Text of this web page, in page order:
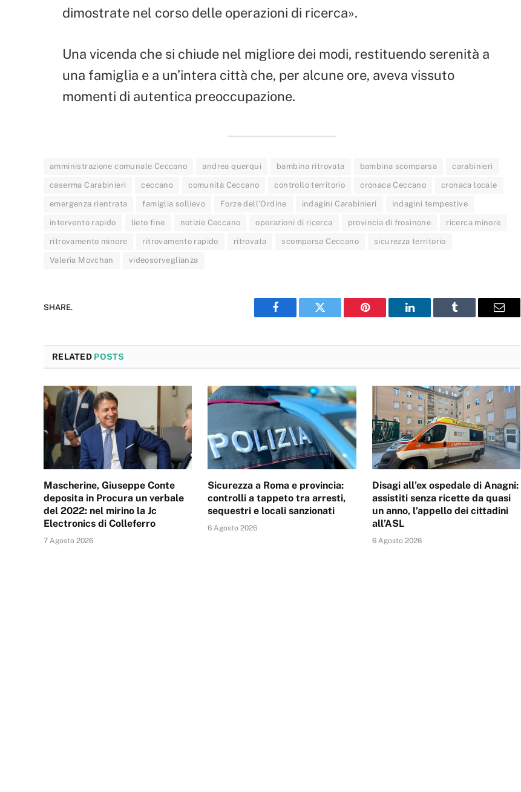
dimostrate nel corso delle operazioni di ricerca».
Una vicenda che si chiude nel migliore dei modi, restituendo serenità a
una famiglia e a un’intera città che, per alcune ore, aveva vissuto
momenti di autentica preoccupazione.
amministrazione comunale Ceccano andrea querqui bambina ritrovata bambina scomparsa carabinieri
caserma Carabinieri ceccano comunità Ceccano controllo territorio cronaca Ceccano cronaca locale
emergenza rientrata famiglia sollievo Forze dell’Ordine indagini Carabinieri indagini tempestive
intervento rapido lieto fine notizie Ceccano operazioni di ricerca provincia di frosinone ricerca minore
ritrovamento minore ritrovamento rapido ritrovata scomparsa Ceccano sicurezza territorio
Valeria Movchan videosorveglianza
SHARE.
Facebook Twitter Pinterest LinkedIn Tumblr Email
RELATED POSTS
Mascherine, Giuseppe Conte
deposita in Procura un verbale
del 2022: nel mirino la Jc
Electronics di Colleferro
7 Agosto 2026
Sicurezza a Roma e provincia:
controlli a tappeto tra arresti,
sequestri e locali sanzionati
6 Agosto 2026
Disagi all’ex ospedale di Anagni:
assistiti senza ricette da quasi
un anno, l’appello dei cittadini
all’ASL
6 Agosto 2026